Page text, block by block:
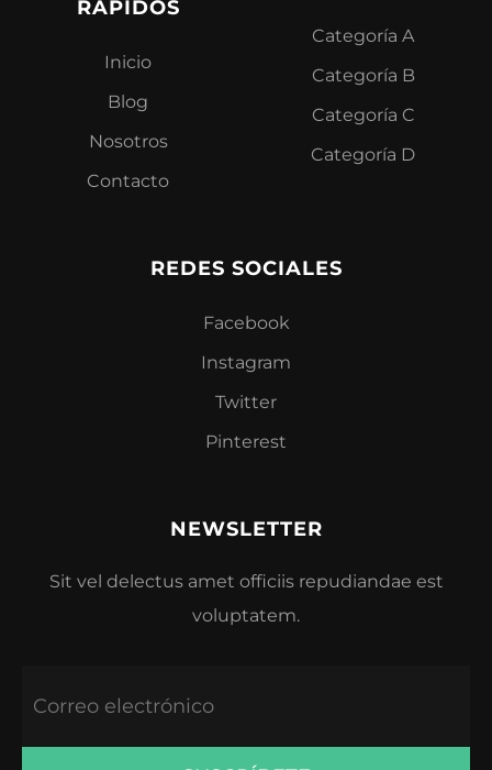
RÁPIDOS
Inicio
Blog
Nosotros
Contacto
Categoría A
Categoría B
Categoría C
Categoría D
REDES SOCIALES
Facebook
Instagram
Twitter
Pinterest
NEWSLETTER
Sit vel delectus amet officiis repudiandae est
voluptatem.